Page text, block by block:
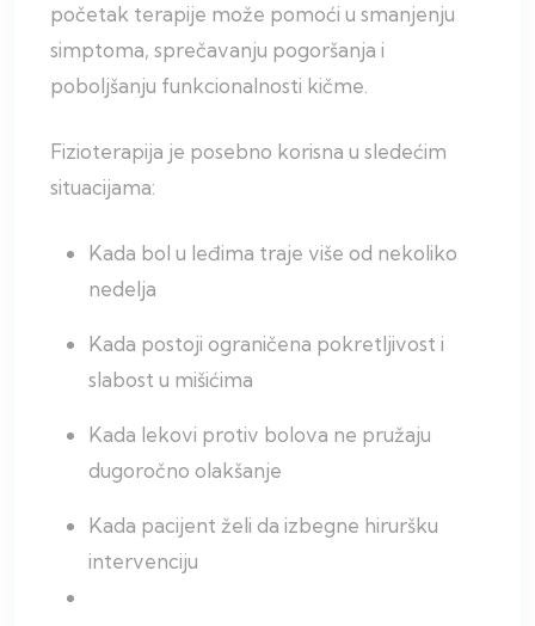
početak terapije može pomoći u smanjenju
simptoma, sprečavanju pogoršanja i
poboljšanju funkcionalnosti kičme.
Fizioterapija je posebno korisna u sledećim
situacijama:
Kada bol u leđima traje više od nekoliko
nedelja
Kada postoji ograničena pokretljivost i
slabost u mišićima
Kada lekovi protiv bolova ne pružaju
dugoročno olakšanje
Kada pacijent želi da izbegne hiruršku
intervenciju